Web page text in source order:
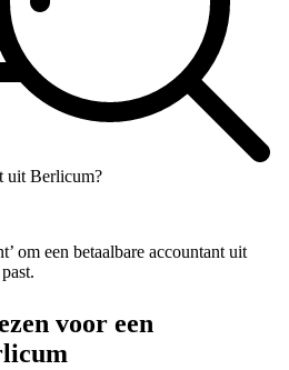
uit Berlicum?
om een betaalbare accountant uit
voor een